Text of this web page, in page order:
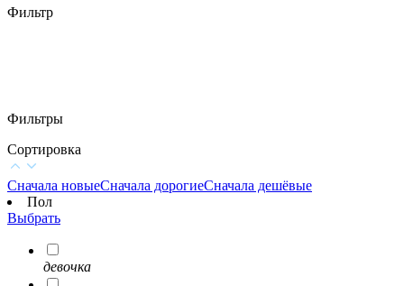
Фильтр
Фильтры
Сортировка
Сначала новыеСначала дорогиеСначала дешёвые
Пол
Выбрать
девочка